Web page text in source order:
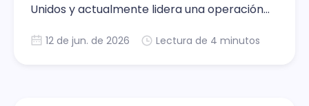
Unidos y actualmente lidera una operación
12 de jun. de 2026 Lectura de 4 minutos